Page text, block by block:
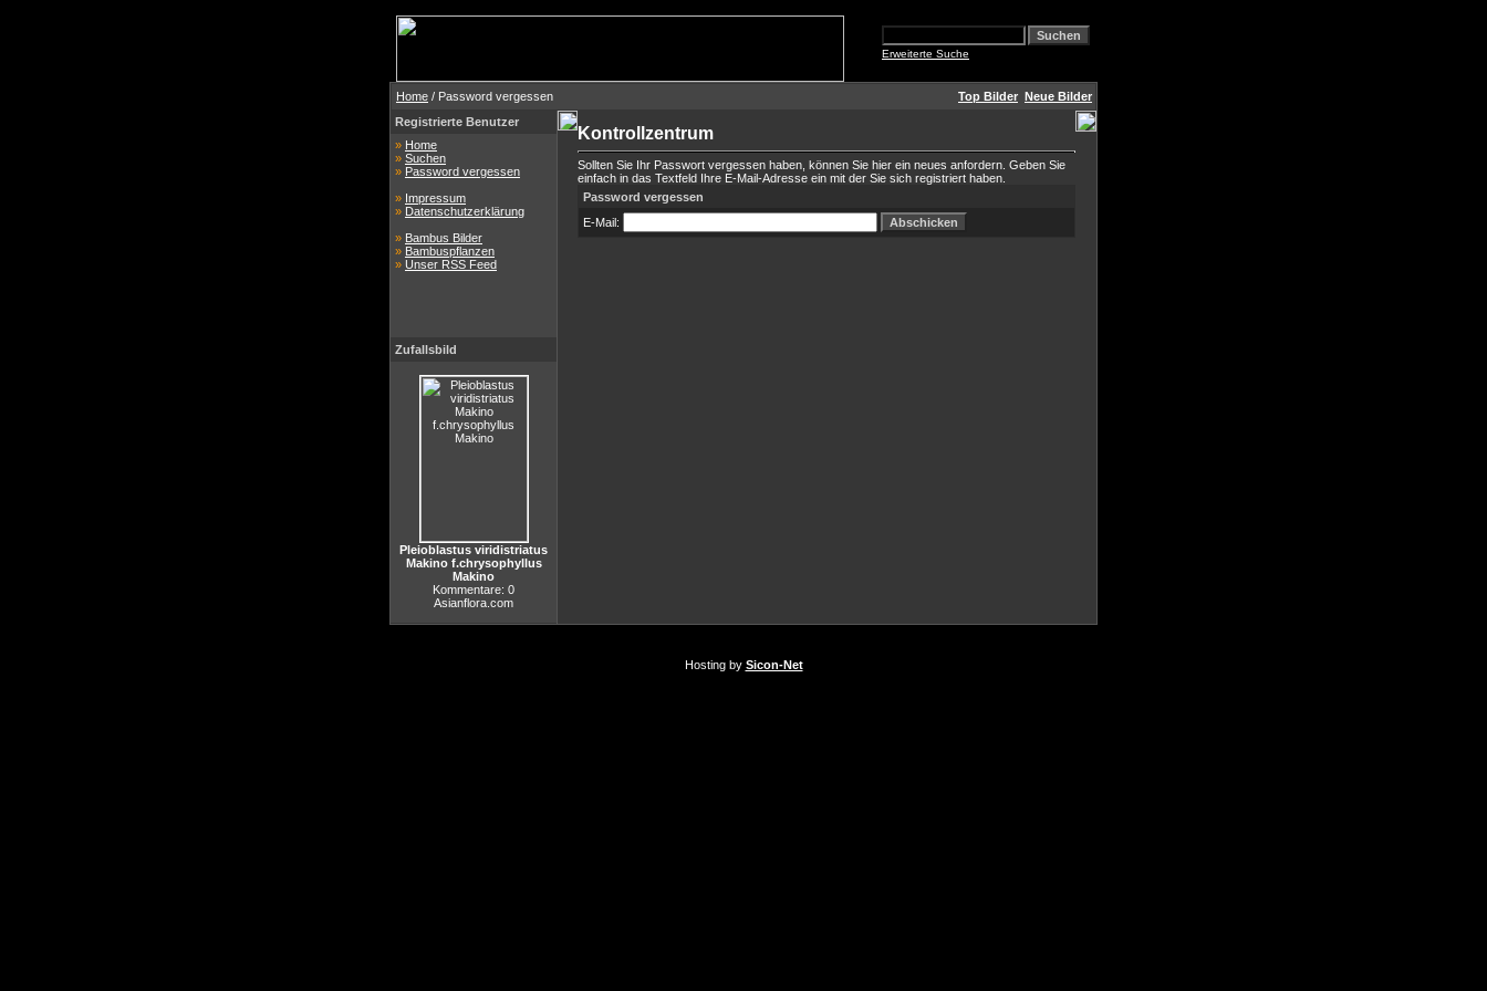
Erweiterte Suche
Home / Password vergessen Top Bilder Neue Bilder
Registrierte Benutzer
» Home
» Suchen
» Password vergessen
» Impressum
» Datenschutzerklärung
» Bambus Bilder
» Bambuspflanzen
» Unser RSS Feed
Zufallsbild
Pleioblastus viridistriatus
Makino f.chrysophyllus
Makino
Kommentare: 0
Asianflora.com
Kontrollzentrum
Sollten Sie Ihr Passwort vergessen haben, können Sie hier ein neues anfordern. Geben Sie
einfach in das Textfeld Ihre E-Mail-Adresse ein mit der Sie sich registriert haben.
Password vergessen
E-Mail:
Hosting by Sicon-Net